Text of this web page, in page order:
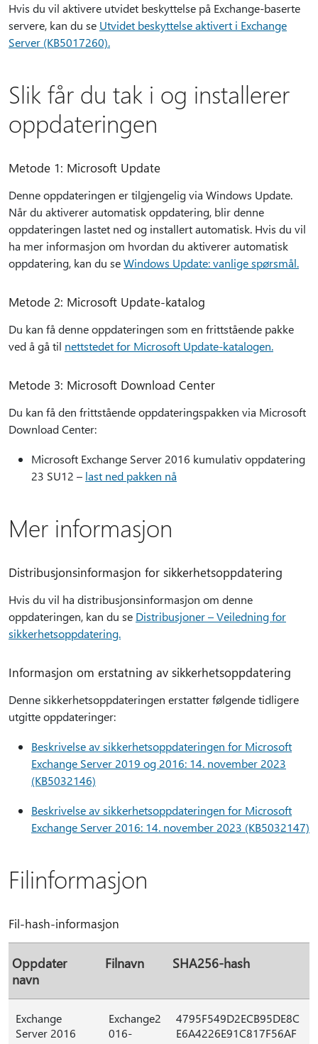
Hvis du vil aktivere utvidet beskyttelse på Exchange-baserte
servere, kan du se Utvidet beskyttelse aktivert i Exchange
Server (KB5017260).
Slik får du tak i og installerer
oppdateringen
Metode 1: Microsoft Update
Denne oppdateringen er tilgjengelig via Windows Update.
Når du aktiverer automatisk oppdatering, blir denne
oppdateringen lastet ned og installert automatisk. Hvis du vil
ha mer informasjon om hvordan du aktiverer automatisk
oppdatering, kan du seWindows Update: vanlige spørsmål.
Metode 2: Microsoft Update-katalog
Du kan få denne oppdateringen som en frittstående pakke
ved å gå til nettstedet for Microsoft Update-katalogen.
Metode 3: Microsoft Download Center
Du kan få den frittstående oppdateringspakken via Microsoft
Download Center:
Microsoft Exchange Server 2016 kumulativ oppdatering
23 SU12 – last ned pakken nå
Mer informasjon
Distribusjonsinformasjon for sikkerhetsoppdatering
Hvis du vil ha distribusjonsinformasjon om denne
oppdateringen, kan du se Distribusjoner – Veiledning for
sikkerhetsoppdatering.
Informasjon om erstatning av sikkerhetsoppdatering
Denne sikkerhetsoppdateringen erstatter følgende tidligere
utgitte oppdateringer:
Beskrivelse av sikkerhetsoppdateringen for Microsoft
Exchange Server 2019 og 2016: 14. november 2023
(KB5032146)
Beskrivelse av sikkerhetsoppdateringen for Microsoft
Exchange Server 2016: 14. november 2023 (KB5032147)
Filinformasjon
Fil-hash-informasjon
Oppdater
navn
Filnavn SHA256-hash
Exchange
Server 2016
Exchange2
016-
4795F549D2ECB95DE8C
E6A4226E91C817F56AF